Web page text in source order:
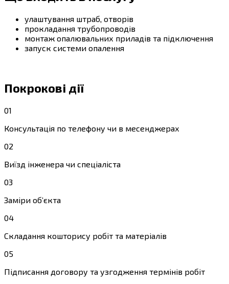
улаштування штраб, отворів
прокладання трубопроводів
монтаж опалювальних приладів та підключення
запуск системи опалення
Покрокові дії
01
Консультація по телефону чи в месенджерах
02
Виїзд інженера чи спеціаліста
03
Заміри об’єкта
04
Складання кошторису робіт та матеріалів
05
Підписання договору та узгодження термінів робіт